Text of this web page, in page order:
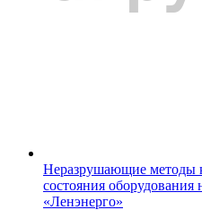
Неразрушающие методы
состояния
«Ленэнерго»